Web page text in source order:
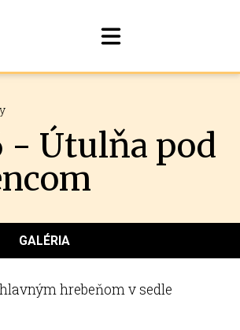
- Útulňa pod
GALÉRIA
hrebeňom v sedle